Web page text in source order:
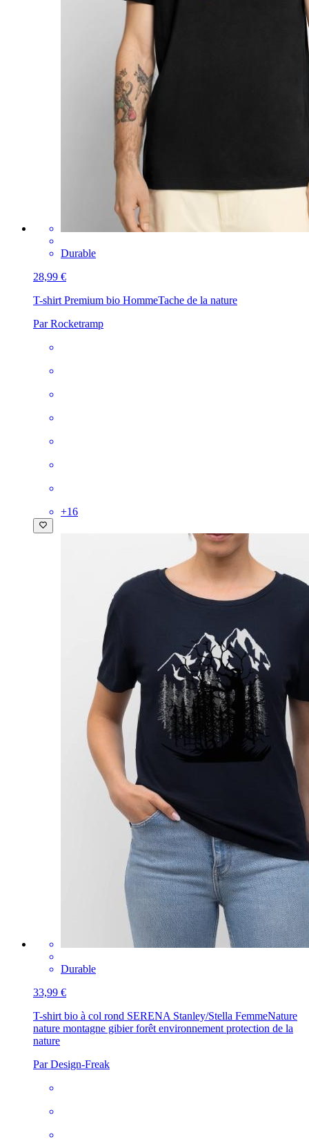
Durable
28,99 €
T-shirt Premium bio HommeTache de la nature
Par Rocketramp
+16
Durable
33,99 €
T-shirt bio à col rond SERENA Stanley/Stella FemmeNature
nature montagne gibier forêt environnement protection de la
nature
Par Design-Freak